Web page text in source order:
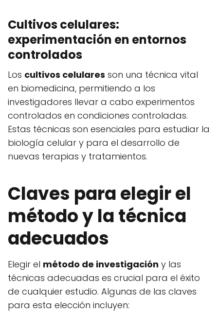
Cultivos celulares:
experimentación en entornos
controlados
Los cultivos celulares son una técnica vital
en biomedicina, permitiendo a los
investigadores llevar a cabo experimentos
controlados en condiciones controladas.
Estas técnicas son esenciales para estudiar la
biología celular y para el desarrollo de
nuevas terapias y tratamientos.
Claves para elegir el
método y la técnica
adecuados
Elegir el método de investigación y las
técnicas adecuadas es crucial para el éxito
de cualquier estudio. Algunas de las claves
para esta elección incluyen: